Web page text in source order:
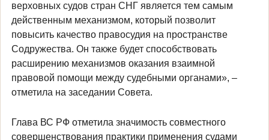
верховных судов стран СНГ является тем самым
действенным механизмом, который позволит
повысить качество правосудия на пространстве
Содружества. Он также будет способствовать
расширению механизмов оказания взаимной
правовой помощи между судебными органами», –
отметила на заседании Совета.
Глава ВС РФ отметила значимость совместного
совершенствования практики применения судами